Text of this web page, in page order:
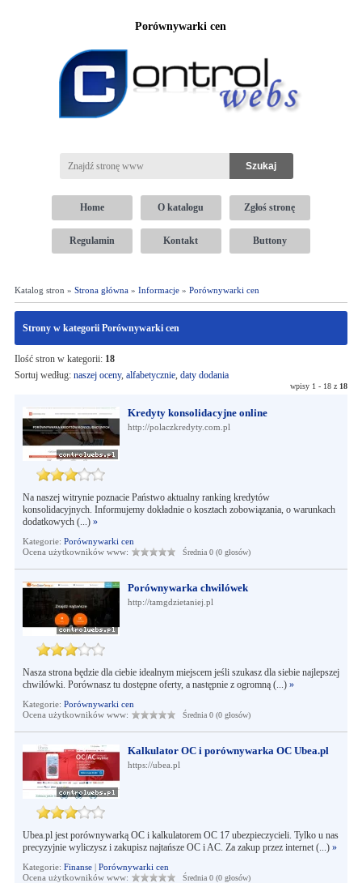
Porównywarki cen
Home O katalogu Zgłoś stronę
Regulamin Kontakt Buttony
Katalog stron » Strona główna» Informacje» Porównywarki cen
Strony w kategorii Porównywarki cen
Ilość stron w kategorii: 18
Sortuj według: naszej oceny, alfabetycznie, daty dodania
wpisy 1 - 18 z 18
Kredyty konsolidacyjne online
http://polaczkredyty.com.pl
Na naszej witrynie poznacie Państwo aktualny ranking kredytów
konsolidacyjnych. Informujemy dokładnie o kosztach zobowiązania, o warunkach
dodatkowych (...) »
Kategorie: Porównywarki cen
Ocena użytkowników www:
Średnia 0 (0 głosów)
Porównywarka chwilówek
http://tamgdzietaniej.pl
Nasza strona będzie dla ciebie idealnym miejscem jeśli szukasz dla siebie najlepszej
chwilówki. Porównasz tu dostępne oferty, a następnie z ogromną (...) »
Kategorie: Porównywarki cen
Ocena użytkowników www:
Średnia 0 (0 głosów)
Kalkulator OC i porównywarka OC Ubea.pl
https://ubea.pl
Ubea.pl jest porównywarką OC i kalkulatorem OC 17 ubezpieczycieli. Tylko u nas
precyzyjnie wyliczysz i zakupisz najtańsze OC i AC. Za zakup przez internet (...) »
Kategorie: Finanse| Porównywarki cen
Ocena użytkowników www:
Średnia 0 (0 głosów)